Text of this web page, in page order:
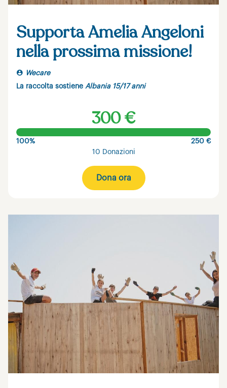
Supporta Amelia Angeloni
nella prossima missione!
Wecare
La raccolta sostiene Albania 15/17 anni
300 €
100%
250 €
10 Donazioni
Dona ora